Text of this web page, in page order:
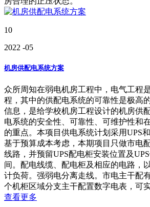
10
2022 -05
机房供配电系统方案
众所周知在弱电机房工程中，电气工程
程，其中的供配电系统的可靠性是极高
信息，是给学校机房工程设计的机房供
电系统的安全性、可靠性、可维护性和
的重点。本项目供电系统计划采用UPS
基于预算成本考虑，本期项目只做市电
线路，并预留UPS配电柜安装位置及
间。配电线缆、配电柜及相应的电路，
计负荷。强弱电分离走线。市电主干配
个机柜区域分支主干配置数字电表，可
查看更多